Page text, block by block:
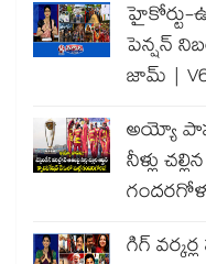
పెన్షన్
జామ్ |
అయ్యో
నీళ్లు
గిగ్